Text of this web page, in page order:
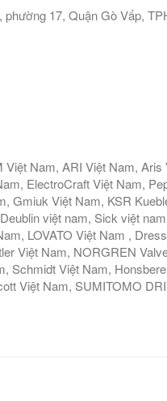
17, Quận Gò Vấp,
Việt Nam, ARI Việt Nam,
ElectroCraft Việt Nam,
Gmiuk Việt Nam, KSR
việt nam, Sick việt
LOVATO Việt Nam ,
Việt Nam, NORGREN
Schmidt Việt Nam,
Việt Nam, SUMITOMO